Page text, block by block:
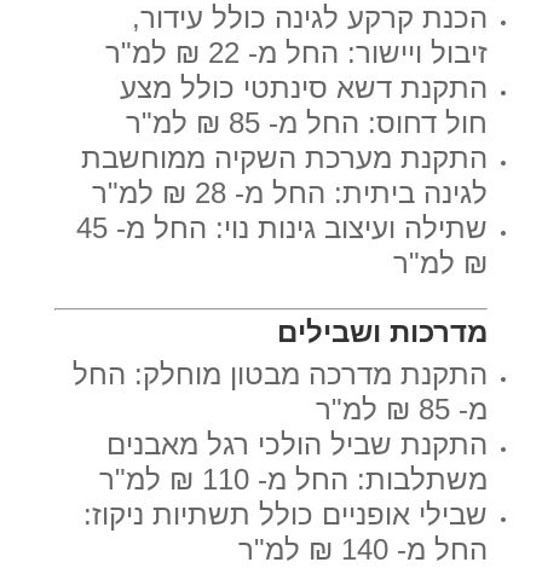
הכנת קרקע לגינה כולל עידור,
זיבול ויישור: החל מ- 22 ₪ למ"ר
התקנת דשא סינתטי כולל מצע
חול דחוס: החל מ- 85 ₪ למ"ר
התקנת מערכת השקיה ממוחשבת
לגינה ביתית: החל מ- 28 ₪ למ"ר
שתילה ועיצוב גינות נוי: החל מ- 45
₪ למ"ר
מדרכות ושבילים
התקנת מדרכה מבטון מוחלק: החל
מ- 85 ₪ למ"ר
התקנת שביל הולכי רגל מאבנים
משתלבות: החל מ- 110 ₪ למ"ר
שבילי אופניים כולל תשתיות ניקוז:
החל מ- 140 ₪ למ"ר